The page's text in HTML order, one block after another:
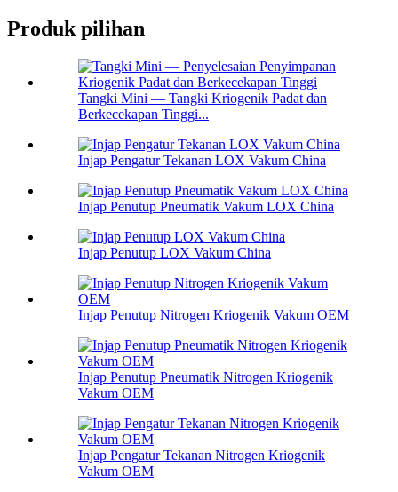
Produk pilihan
Tangki Mini — Tangki Kriogenik Padat dan
Berkecekapan Tinggi...
Injap Pengatur Tekanan LOX Vakum China
Injap Penutup Pneumatik Vakum LOX China
Injap Penutup LOX Vakum China
Injap Penutup Nitrogen Kriogenik Vakum OEM
Injap Penutup Pneumatik Nitrogen Kriogenik
Vakum OEM
Injap Pengatur Tekanan Nitrogen Kriogenik
Vakum OEM